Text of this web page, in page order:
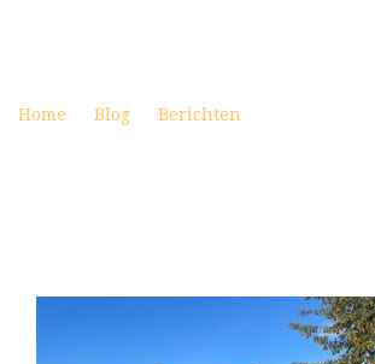
Home Blog Berichten